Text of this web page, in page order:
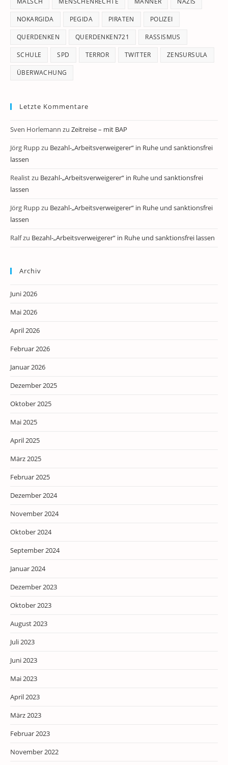
NOKARGIDA PEGIDA PIRATEN POLIZEI
QUERDENKEN QUERDENKEN721 RASSISMUS
SCHULE SPD TERROR TWITTER ZENSURSULA
ÜBERWACHUNG
Letzte Kommentare
Sven Horlemann zu Zeitreise – mit BAP
Jörg Ruppzu Bezahl-„Arbeitsverweigerer“ in Ruhe und sanktionsfrei
lassen
Realistzu Bezahl-„Arbeitsverweigerer“ in Ruhe und sanktionsfrei
lassen
Jörg Ruppzu Bezahl-„Arbeitsverweigerer“ in Ruhe und sanktionsfrei
lassen
Ralfzu Bezahl-„Arbeitsverweigerer“ in Ruhe und sanktionsfrei lassen
Archiv
Juni 2026
Mai 2026
April 2026
Februar 2026
Januar 2026
Dezember 2025
Oktober 2025
Mai 2025
April 2025
März 2025
Februar 2025
Dezember 2024
November 2024
Oktober 2024
September 2024
Januar 2024
Dezember 2023
Oktober 2023
August 2023
Juli 2023
Juni 2023
Mai 2023
April 2023
März 2023
Februar 2023
November 2022